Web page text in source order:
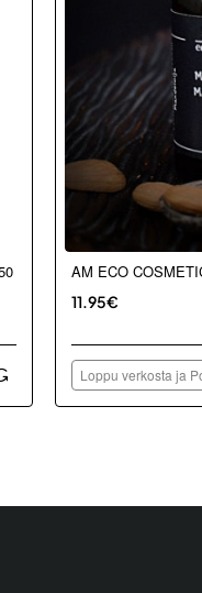
Loppu verkosta ja
AM ECO
11.95€
Loppu verkosta ja